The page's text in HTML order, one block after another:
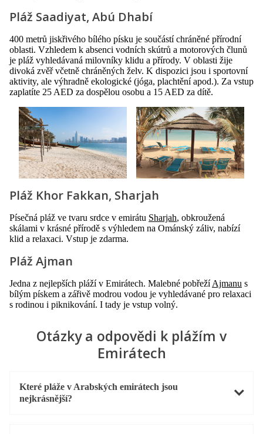
Pláž Saadiyat, Abú Dhabí
400 metrů jiskřivého bílého písku je součástí chráněné přírodní
oblasti. Vzhledem k absenci vodních skútrů a motorových člunů
je pláž vyhledávaná milovníky klidu a přírody. V oblasti žije
divoká zvěř včetně chráněných želv. K dispozici jsou i sportovní
aktivity, ale výhradně ekologické (jóga, plachtění apod.). Za vstup
zaplatíte 25 AED za dospělou osobu a 15 AED za dítě.
Pláž Khor Fakkan, Sharjah
Písečná pláž ve tvaru srdce v emirátu Sharjah, obkroužená
skálami v krásné přírodě s výhledem na Ománský záliv, nabízí
klid a relaxaci. Vstup je zdarma.
Pláž Ajman
Jedna z nejlepších pláží v Emirátech. Malebné pobřežíAjmanu s
bílým pískem a zářivě modrou vodou je vyhledávané pro relaxaci
s rodinou i piknikování. I tady je vstup volný.
Otázky a odpovědi k plážím v
Emirátech
Které pláže v Arabských emirátech jsou
nejkrásnější?